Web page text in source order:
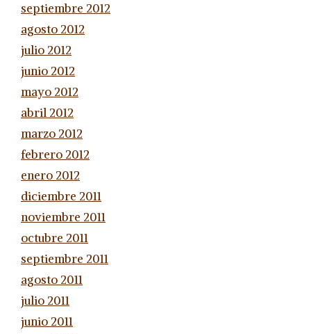
septiembre 2012
agosto 2012
julio 2012
junio 2012
mayo 2012
abril 2012
marzo 2012
febrero 2012
enero 2012
diciembre 2011
noviembre 2011
octubre 2011
septiembre 2011
agosto 2011
julio 2011
junio 2011